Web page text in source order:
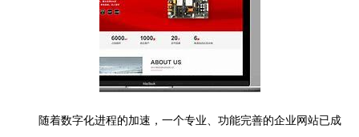
随着数字化进程的加速，一个专业、功能完善的企业网站已成